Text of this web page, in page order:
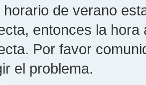
horario de verano
entonces la
Por favor
el problema.